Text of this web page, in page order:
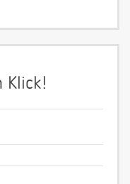
Klick!